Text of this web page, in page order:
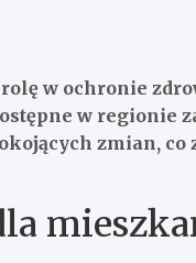
w ochronie
w regionie
zmian, co